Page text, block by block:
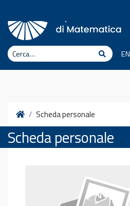
Cerca CercaEN
HomeScheda personale
Scheda personale